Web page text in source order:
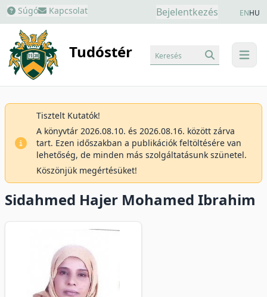
Súgó Kapcsolat Bejelentkezés ENHU
Tudóstér menu
Keresés
Tisztelt Kutatók!
A könyvtár 2026.08.10. és 2026.08.16. között zárva
tart. Ezen időszakban a publikációk feltöltésére van
lehetőség, de minden más szolgáltatásunk szünetel.
Köszönjük megértésüket!
Sidahmed Hajer Mohamed Ibrahim